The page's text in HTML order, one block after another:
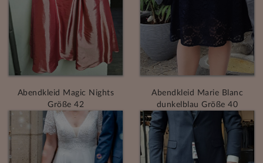
Abendkleid Magic Nights
Größe 42
Abendkleid Marie Blanc
dunkelblau Größe 40